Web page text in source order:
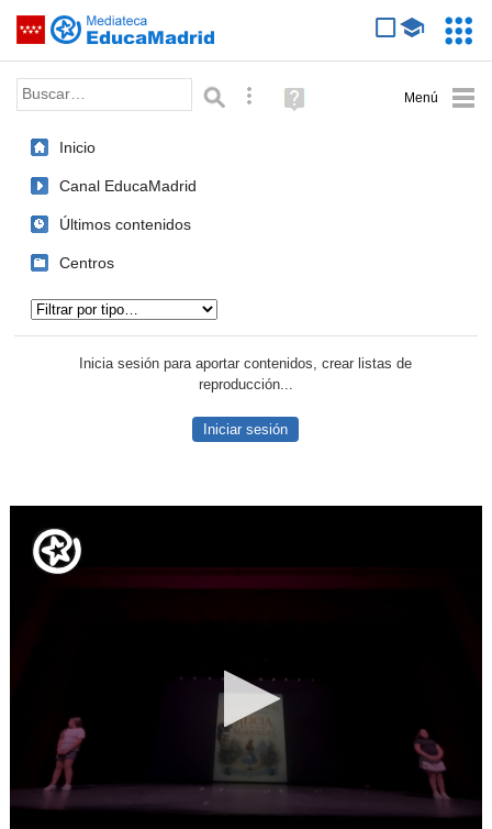
Saltar navegación
Palabra o frase: Búsqueda avanzada
Ayuda
(en
Inicio
Canal EducaMadrid
Últimos contenidos
Centros
Inicia sesión para aportar contenidos, crear listas de
reproducción...
Iniciar sesión